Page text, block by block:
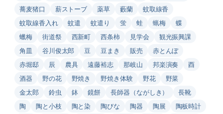
蕎麦猪口
薪ストーブ 薬草 藪蘭
蚊取線香
蚊取線香入れ
蚊遣 蚊遣り 蛍 蛙 蝋梅
蝶
蠟梅
街道祭 西新町 西条柿 見学会
観光振興課
角皿
谷川俊太郎 豆 豆まき 販売
赤とんぼ
赤堀邸
辰 農具 遠藤裕志 那岐山 邦楽演奏
酉
酒器
野の花 野焼き 野焼き体験 野花
野菜
金太郎
鈴虫 鉢 鏡餅 長師器（ながしき）
長靴
陶
陶と小枝 陶と染 陶びな 陶器 陶展
陶板時計